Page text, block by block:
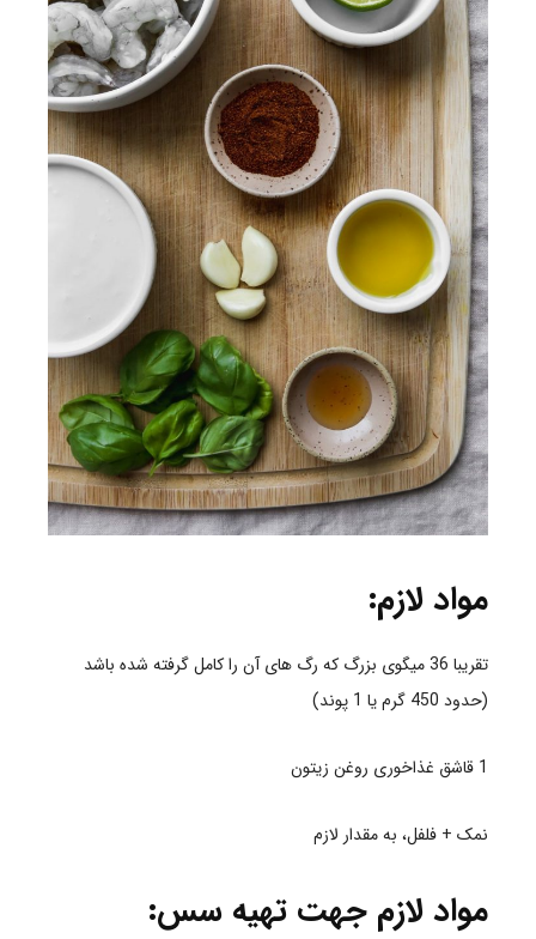
مواد لازم:
تقریبا
36 میگوی بزرگ که رگ های آن را کامل گرفته شده باشد
(حدود 450 گرم یا 1 پوند)
1 قاشق غذاخوری روغن زیتون
نمک + فلفل، به مقدار لازم
مواد لازم جهت تهیه سس: